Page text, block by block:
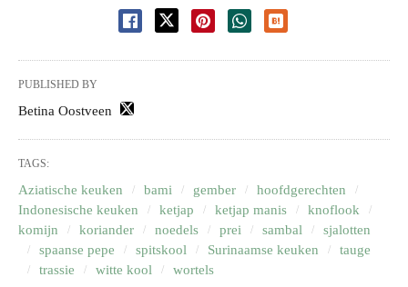
PUBLISHED BY
Betina Oostveen
TAGS:
Aziatische keuken bami gember
hoofdgerechten
Indonesische keuken
ketjap ketjap manis
knoflook
komijn
koriander noedels prei sambal
sjalotten
spaanse pepe
spitskool Surinaamse keuken
tauge
trassie
witte kool wortels